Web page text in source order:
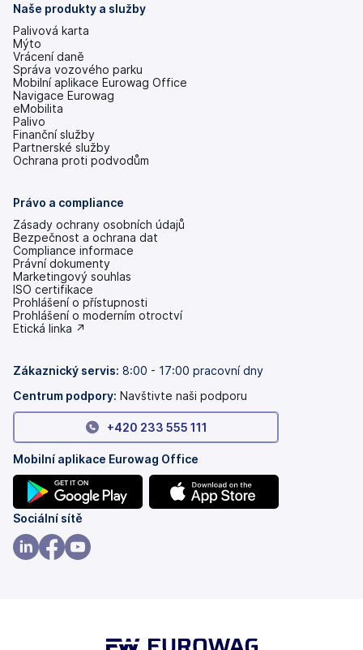
Naše produkty a služby
Palivová karta
Mýto
Vrácení daně
Správa vozového parku
Mobilní aplikace Eurowag Office
Navigace Eurowag
eMobilita
Palivo
Finanční služby
Partnerské služby
Ochrana proti podvodům
Právo a compliance
Zásady ochrany osobních údajů
Bezpečnost a ochrana dat
Compliance informace
Právní dokumenty
Marketingový souhlas
ISO certifikace
Prohlášení o přístupnosti
(se
v
Prohlášení o moderním otroctví
(se
záložkách)
Etická linka ↗
Zákaznický servis: 8:00 - 17:00 pracovní dny
Centrum podpory: Navštivte naši podporu
+420 233 555 111
Mobilní aplikace Eurowag Office
(se
v
nových
Sociální sítě